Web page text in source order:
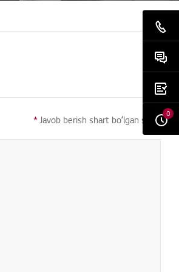
*Javob berish shart boʻlgan savol
0